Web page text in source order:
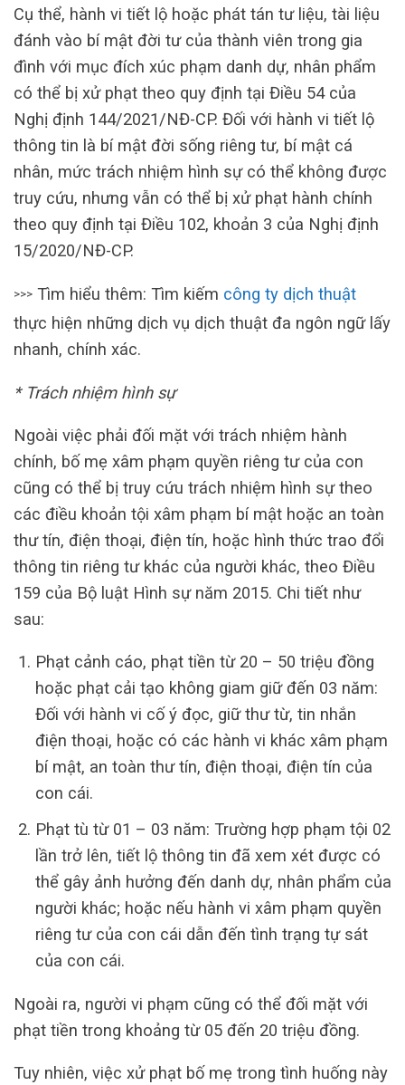
Cụ thể, hành vi tiết lộ hoặc phát tán tư liệu, tài liệu
đánh vào bí mật đời tư của thành viên trong gia
đình với mục đích xúc phạm danh dự, nhân phẩm
có thể bị xử phạt theo quy định tại Điều 54 của
Nghị định 144/2021/NĐ-CP. Đối với hành vi tiết lộ
thông tin là bí mật đời sống riêng tư, bí mật cá
nhân, mức trách nhiệm hình sự có thể không được
truy cứu, nhưng vẫn có thể bị xử phạt hành chính
theo quy định tại Điều 102, khoản 3 của Nghị định
15/2020/NĐ-CP.
>>> Tìm hiểu thêm: Tìm kiếm công ty dịch thuật
thực hiện những dịch vụ dịch thuật đa ngôn ngữ lấy
nhanh, chính xác.
* Trách nhiệm hình sự
Ngoài việc phải đối mặt với trách nhiệm hành
chính, bố mẹ xâm phạm quyền riêng tư của con
cũng có thể bị truy cứu trách nhiệm hình sự theo
các điều khoản tội xâm phạm bí mật hoặc an toàn
thư tín, điện thoại, điện tín, hoặc hình thức trao đổi
thông tin riêng tư khác của người khác, theo Điều
159 của Bộ luật Hình sự năm 2015. Chi tiết như
sau:
Phạt cảnh cáo, phạt tiền từ 20 – 50 triệu đồng
hoặc phạt cải tạo không giam giữ đến 03 năm:
Đối với hành vi cố ý đọc, giữ thư từ, tin nhắn
điện thoại, hoặc có các hành vi khác xâm phạm
bí mật, an toàn thư tín, điện thoại, điện tín của
con cái.
Phạt tù từ 01 – 03 năm: Trường hợp phạm tội 02
lần trở lên, tiết lộ thông tin đã xem xét được có
thể gây ảnh hưởng đến danh dự, nhân phẩm của
người khác; hoặc nếu hành vi xâm phạm quyền
riêng tư của con cái dẫn đến tình trạng tự sát
của con cái.
Ngoài ra, người vi phạm cũng có thể đối mặt với
phạt tiền trong khoảng từ 05 đến 20 triệu đồng.
Tuy nhiên, việc xử phạt bố mẹ trong tình huống này